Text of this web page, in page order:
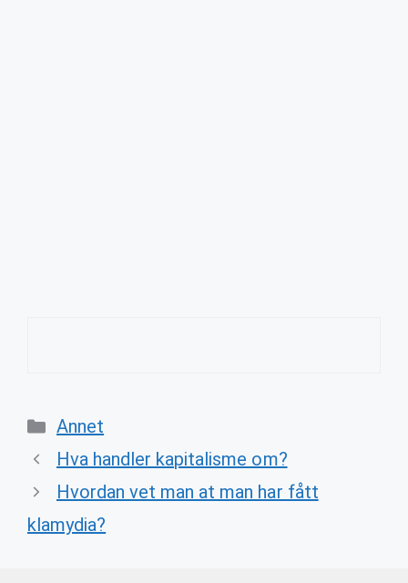
Categories
Annet
Hva handler kapitalisme om?
Hvordan vet man at man har fått
klamydia?